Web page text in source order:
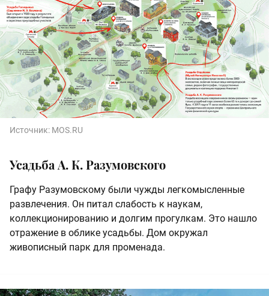
Источник: MOS.RU
Усадьба А. К. Разумовского
Графу Разумовскому были чужды легкомысленные
развлечения. Он питал слабость к наукам,
коллекционированию и долгим прогулкам. Это нашло
отражение в облике усадьбы. Дом окружал
живописный парк для променада.